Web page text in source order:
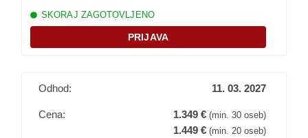
g. Miloš Klemen Mahorčič -
SKORAJ ZAGOTOVLJENO
PRIJAVA
Odhod: 11. 03. 2027
Cena: 1.349 € (min. 30 oseb)
1.449 € (min. 20 oseb)